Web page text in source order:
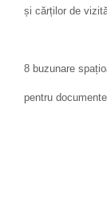
și cărților de
8 buzunare
pentru documente.